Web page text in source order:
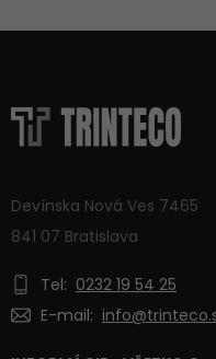
Devínska Nová Ves 7465
841 07 Bratislava
Tel: 0232 19 54 25
E-mail: